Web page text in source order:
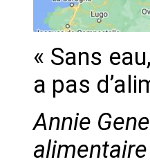
« Sans
a pas
Annie